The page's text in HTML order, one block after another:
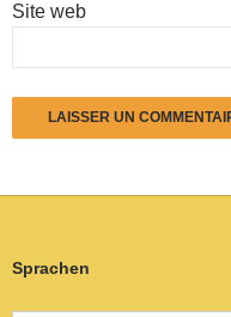
Site web
Sprachen